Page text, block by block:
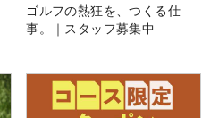
ゴルフの熱狂を、つくる仕
事。｜スタッフ募集中